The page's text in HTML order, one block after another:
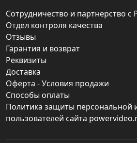
Сотрудничество и партнерство с
Отдел контроля качества
Отзывы
Гарантия и возврат
Реквизиты
Доставка
Оферта - Условия продажи
Способы оплаты
Политика защиты персональной
пользователей сайта